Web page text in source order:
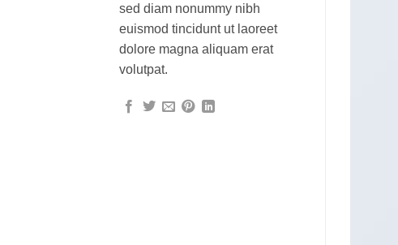
sed diam nonummy nibh
euismod tincidunt ut laoreet
dolore magna aliquam erat
volutpat.